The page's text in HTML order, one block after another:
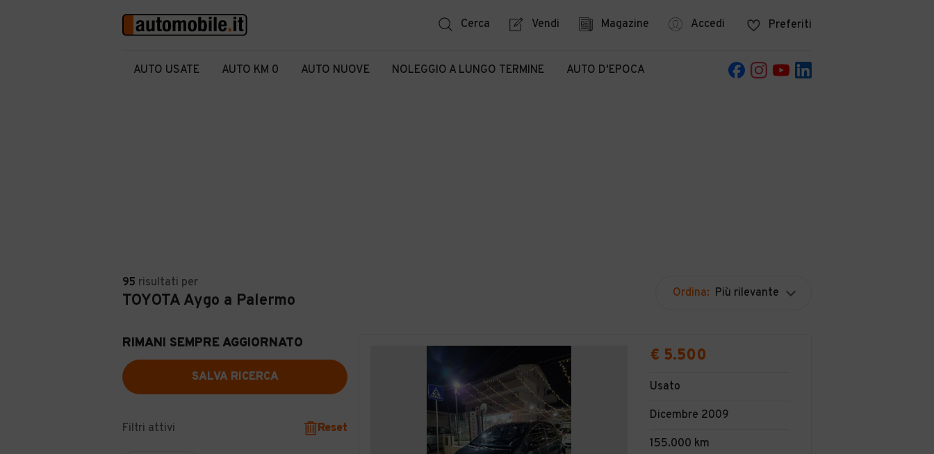
Cerca Vendi Magazine Accedi Preferiti
AUTO USATE AUTO KM 0 AUTO NUOVE NOLEGGIO A LUNGO TERMINE AUTO D'EPOCA
95 risultati per
TOYOTA Aygo a Palermo Ordina: Più rilevante
RIMANI SEMPRE AGGIORNATO
SALVA RICERCA
Filtri attivi Reset
€ 5.500
Usato
Dicembre 2009
155.000 km